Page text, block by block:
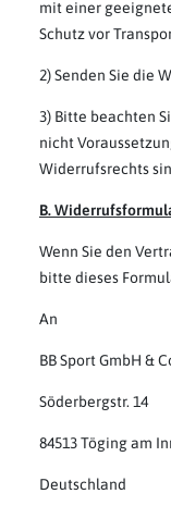
mit einer
Schutz vor
2) Senden Sie die
3) Bitte beachten
nicht
Widerrufsrechts
B.
Wenn Sie den
bitte dieses
An
BB Sport GmbH &
Söderbergstr. 14
84513 Töging am
Deutschland